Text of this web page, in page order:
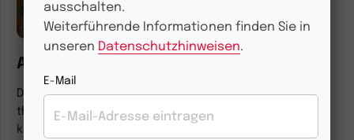
Herausgefordert
durch
Andersdenkende
Das Konzil von Nizäa zeigt das Ringen um eine
theologische Position zu Jesus von Nazareth. Davon
kann die gegenwärtige Gesellschaft lernen: Es gilt, sich
ausschalten.
Weiterführende Informationen finden Sie in
unseren Datenschutzhinweisen.
E-Mail